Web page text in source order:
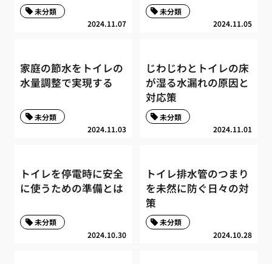
2024.11.07
未分類
2024.11.05
未分類
家庭の節水をトイレの
水量調整で実現する
2024.11.03
未分類
じわじわとトイレの床
が湿る水漏れの原因と
対応策
2024.11.01
未分類
トイレを停電時に安全
に使うための準備とは
2024.10.30
未分類
トイレ排水管のつまり
を未然に防ぐ日々の対
策
2024.10.28
未分類